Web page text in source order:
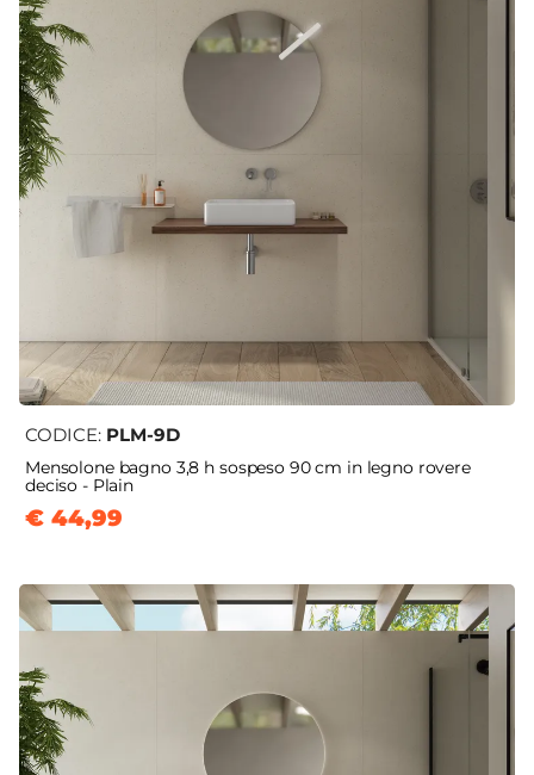
CODICE: PLM-9D
Mensolone bagno 3,8 h sospeso 90 cm in legno rovere
deciso - Plain
€ 44,99